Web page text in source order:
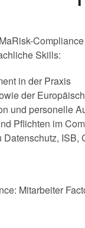
Skills:
in der Praxis
der
und personelle
Pflichten im
Mitarbeiter